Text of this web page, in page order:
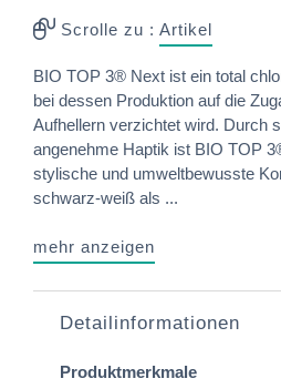
Scrolle zu : Artikel
BIO TOP 3® Next ist ein total
bei dessen Produktion auf die
Aufhellern verzichtet wird. Durch
angenehme Haptik ist BIO TOP
stylische und umweltbewusste
schwarz-weiß als ...
mehr anzeigen
Detailinformationen
Produktmerkmale